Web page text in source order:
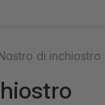
di inchiostro